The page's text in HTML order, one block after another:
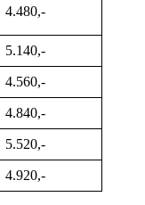
4.480,-
5.140,-
4.560,-
4.840,-
5.520,-
4.920,-